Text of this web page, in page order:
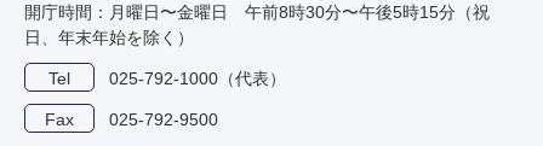
開庁時間：月曜日〜金曜日 午前8時30分〜午後5時15分（祝
日、年末年始を除く）
Tel 025-792-1000（代表）
Fax 025-792-9500